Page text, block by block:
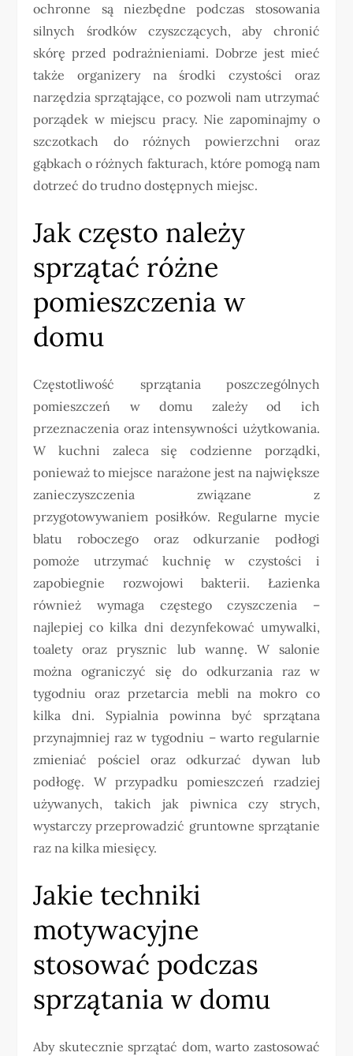
ochronne są niezbędne podczas stosowania
silnych środków czyszczących, aby chronić
skórę przed podrażnieniami. Dobrze jest mieć
także organizery na środki czystości oraz
narzędzia sprzątające, co pozwoli nam utrzymać
porządek w miejscu pracy. Nie zapominajmy o
szczotkach do różnych powierzchni oraz
gąbkach o różnych fakturach, które pomogą nam
dotrzeć do trudno dostępnych miejsc.
Jak często należy
sprzątać różne
pomieszczenia w
domu
Częstotliwość sprzątania poszczególnych
pomieszczeń w domu zależy od ich
przeznaczenia oraz intensywności użytkowania.
W kuchni zaleca się codzienne porządki,
ponieważ to miejsce narażone jest na największe
zanieczyszczenia związane z
przygotowywaniem posiłków. Regularne mycie
blatu roboczego oraz odkurzanie podłogi
pomoże utrzymać kuchnię w czystości i
zapobiegnie rozwojowi bakterii. Łazienka
również wymaga częstego czyszczenia –
najlepiej co kilka dni dezynfekować umywalki,
toalety oraz prysznic lub wannę. W salonie
można ograniczyć się do odkurzania raz w
tygodniu oraz przetarcia mebli na mokro co
kilka dni. Sypialnia powinna być sprzątana
przynajmniej raz w tygodniu – warto regularnie
zmieniać pościel oraz odkurzać dywan lub
podłogę. W przypadku pomieszczeń rzadziej
używanych, takich jak piwnica czy strych,
wystarczy przeprowadzić gruntowne sprzątanie
raz na kilka miesięcy.
Jakie techniki
motywacyjne
stosować podczas
sprzątania w domu
Aby skutecznie sprzątać dom, warto zastosować